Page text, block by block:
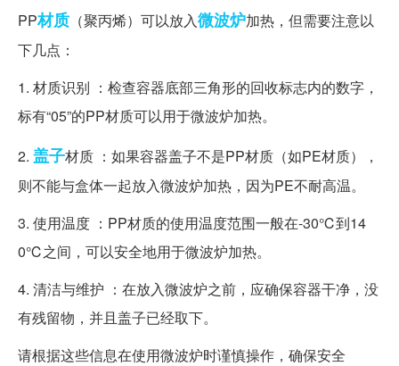
PP材质 （聚丙烯）可以放入微波炉加热，但需要注意以
下几点：
1. 材质识别 ：检查容器底部三角形的回收标志内的数字，
标有“05”的PP材质可以用于微波炉加热。
2. 盖子材质 ：如果容器盖子不是PP材质（如PE材质），
则不能与盒体一起放入微波炉加热，因为PE不耐高温。
3. 使用温度 ：PP材质的使用温度范围一般在-30℃到14
0℃之间，可以安全地用于微波炉加热。
4. 清洁与维护 ：在放入微波炉之前，应确保容器干净，没
有残留物，并且盖子已经取下。
请根据这些信息在使用微波炉时谨慎操作，确保安全